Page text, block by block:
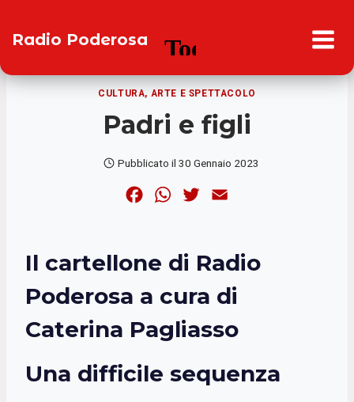
Radio Poderosa
CULTURA, ARTE E SPETTACOLO
Padri e figli
Pubblicato il 30 Gennaio 2023
e
o
o
W
t
A
t
e
r
i
Il cartellone di Radio
Poderosa a cura di
Caterina Pagliasso
Una difficile sequenza